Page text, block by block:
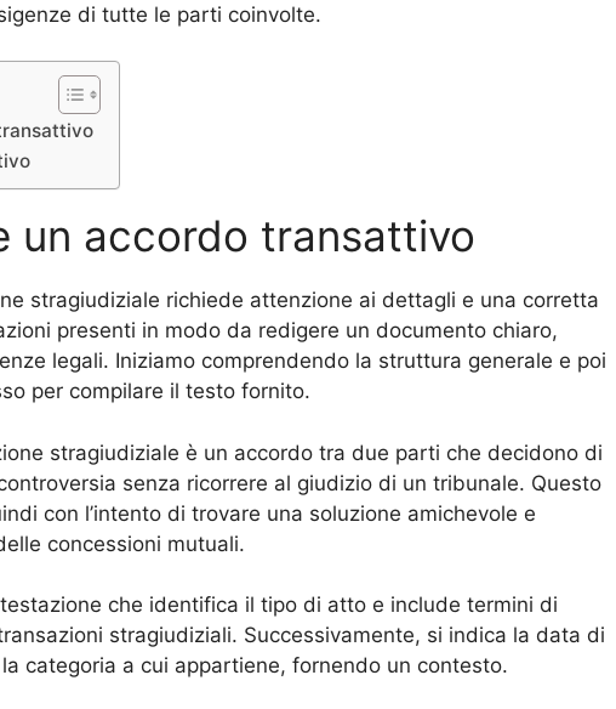
di tutte le parti coinvolte.
un accordo transattivo
stragiudiziale richiede attenzione ai dettagli e una corretta
presenti in modo da redigere un documento chiaro,
legali. Iniziamo comprendendo la struttura generale e poi
per compilare il testo fornito.
stragiudiziale è un accordo tra due parti che decidono di
senza ricorrere al giudizio di un tribunale. Questo
con l’intento di trovare una soluzione amichevole e
concessioni mutuali.
che identifica il tipo di atto e include termini di
stragiudiziali. Successivamente, si indica la data di
categoria a cui appartiene, fornendo un contesto.